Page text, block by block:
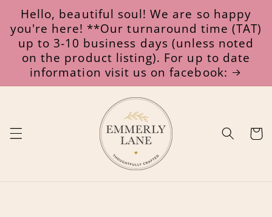
Gå til
indhold
Hello, beautiful soul! We are so happy
you're here! **Our turnaround time (TAT)
up to 3-10 business days (unless noted
on the product listing). For up to date
information visit us on facebook: